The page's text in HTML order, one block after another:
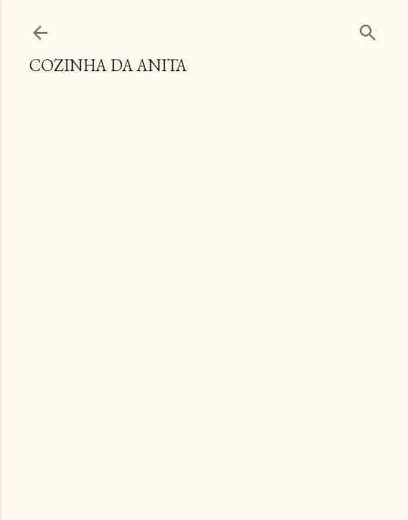
COZINHA DA ANITA